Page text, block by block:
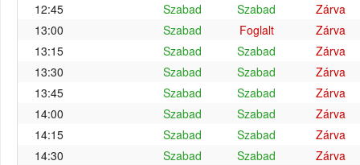
12:45
Szabad Szabad
Zárva
13:00
Szabad Foglalt
Zárva
13:15
Szabad Szabad
Zárva
13:30
Szabad Szabad
Zárva
13:45
Szabad Szabad
Zárva
14:00
Szabad Szabad
Zárva
14:15
Szabad Szabad
Zárva
14:30
Szabad Szabad
Zárva